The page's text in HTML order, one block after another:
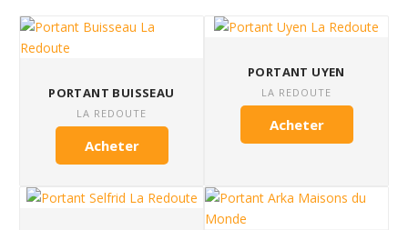
PORTANT BUISSEAU
LA REDOUTE
Acheter
PORTANT UYEN
LA REDOUTE
Acheter